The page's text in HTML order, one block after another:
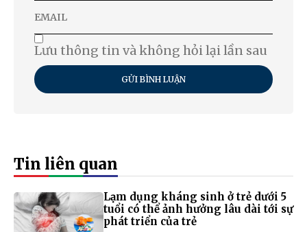
Lưu thông tin và không hỏi lại lần sau
GỬI BÌNH LUẬN
Tin liên quan
Lạm dụng kháng sinh ở trẻ dưới 5
tuổi có thể ảnh hưởng lâu dài tới sự
phát triển của trẻ